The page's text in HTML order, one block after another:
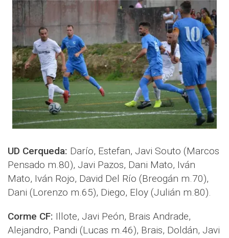
UD Cerqueda: Darío, Estefan, Javi Souto (Marcos
Pensado m.80), Javi Pazos, Dani Mato, Iván
Mato, Iván Rojo, David Del Río (Breogán m.70),
Dani (Lorenzo m.65), Diego, Eloy (Julián m.80).
Corme CF: Illote, Javi Peón, Brais Andrade,
Alejandro, Pandi (Lucas m.46), Brais, Doldán, Javi